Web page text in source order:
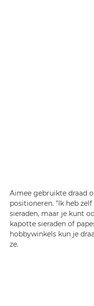
Aimee gebruikte draad
positioneren. "Ik heb
sieraden, maar je kunt
kapotte sieraden of
hobbywinkels kun je
ze.